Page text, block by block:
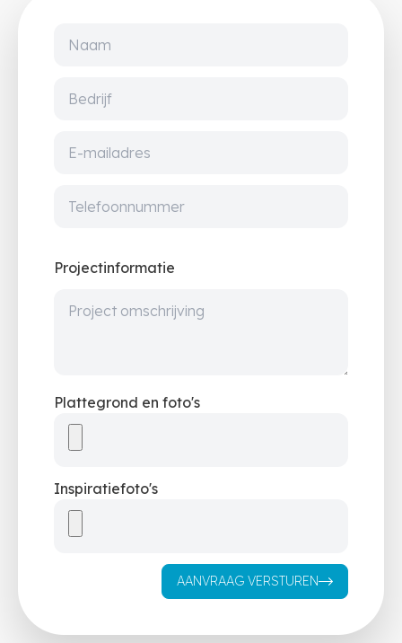
Projectinformatie
Plattegrond en foto's
Inspiratiefoto's
AANVRAAG VERSTUREN